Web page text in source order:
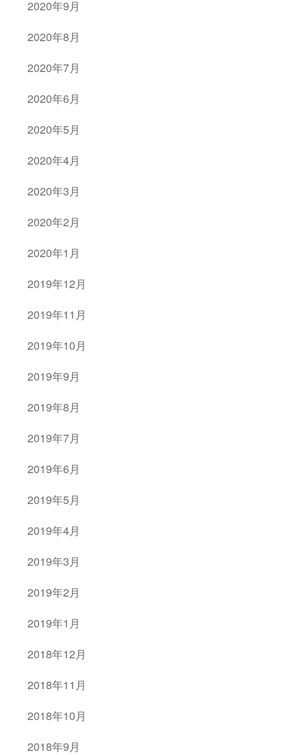
2020年9月
2020年8月
2020年7月
2020年6月
2020年5月
2020年4月
2020年3月
2020年2月
2020年1月
2019年12月
2019年11月
2019年10月
2019年9月
2019年8月
2019年7月
2019年6月
2019年5月
2019年4月
2019年3月
2019年2月
2019年1月
2018年12月
2018年11月
2018年10月
2018年9月